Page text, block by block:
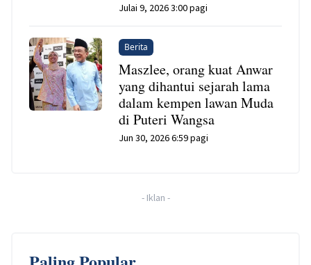
Julai 9, 2026 3:00 pagi
Berita
Maszlee, orang kuat Anwar
yang dihantui sejarah lama
dalam kempen lawan Muda
di Puteri Wangsa
Jun 30, 2026 6:59 pagi
- Iklan -